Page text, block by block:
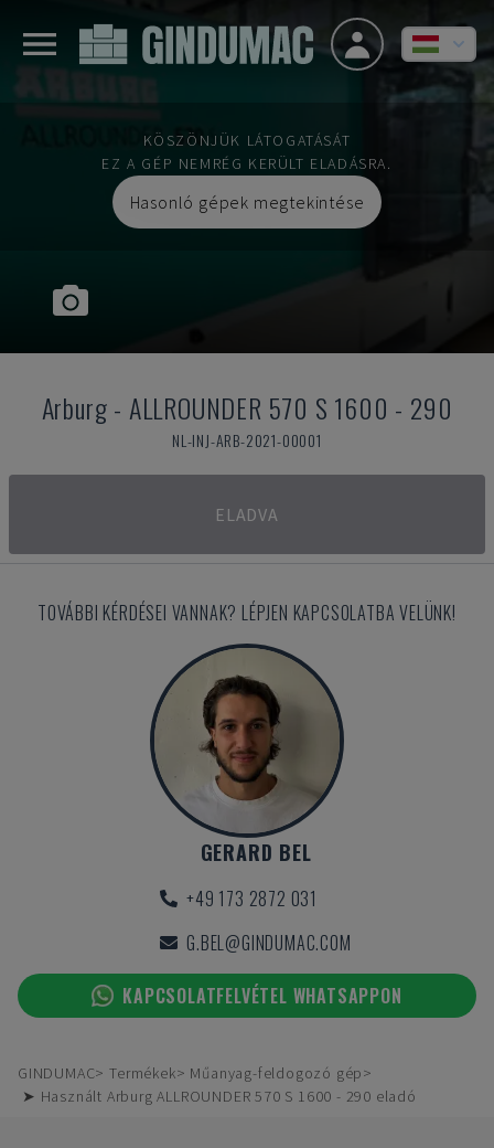
KÖSZÖNJÜK LÁTOGATÁSÁT
EZ A GÉP NEMRÉG KERÜLT ELADÁSRA.
Hasonló gépek megtekintése
Arburg- ALLROUNDER 570 S 1600 - 290
NL-INJ-ARB-2021-00001
ELADVA
TOVÁBBI KÉRDÉSEI VANNAK? LÉPJEN KAPCSOLATBA VELÜNK!
GERARD BEL
+49 173 2872 031
G.BEL@GINDUMAC.COM
KAPCSOLATFELVÉTEL WHATSAPPON
GINDUMAC Termékek
Műanyag-feldogozó gép
➤ Használt Arburg ALLROUNDER 570 S 1600 - 290 eladó